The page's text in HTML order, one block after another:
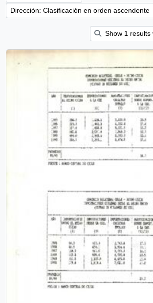
Dirección: Clasificación en orden ascendente
Show 1 results